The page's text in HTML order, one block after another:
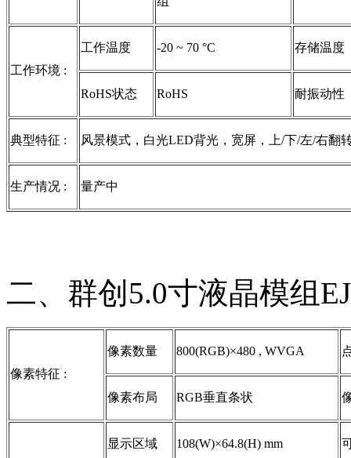
工作环境 :
工作温度 -20 ~ 70 °C 存储温度
RoHS状态 RoHS 耐振动性
典型特征 : 风景模式，白光LED背光，宽屏，上/下/左/右翻
生产情况 : 量产中
二、群创5.0寸液晶模组
像素特征 :
像素数量 800(RGB)×480 , WVGA
像素布局 RGB垂直条状
显示区域 108(W)×64.8(H) mm